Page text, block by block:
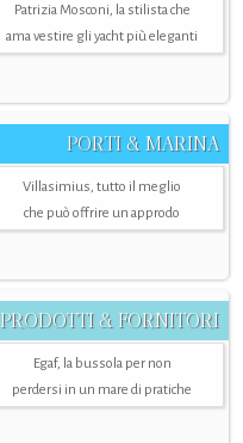
Patrizia Mosconi, la stilista che
ama vestire gli yacht più eleganti
PORTI & MARINA
Villasimius, tutto il meglio
che può offrire un approdo
PRODOTTI & FORNITORI
Egaf, la bussola per non
perdersi in un mare di pratiche